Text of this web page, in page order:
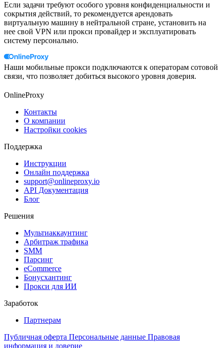
Если задачи требуют особого уровня конфиденциальности и
сокрытия действий, то рекомендуется арендовать
виртуальную машину в нейтральной стране, установить на
нее свой VPN или прокси провайдер и эксплуатировать
систему персонально.
Наши мобильные прокси подключаются к операторам сотовой
связи, что позволяет добиться высокого уровня доверия.
OnlineProxy
Контакты
О компании
Настройки cookies
Поддержка
Инструкции
Онлайн поддержка
support@onlineproxy.io
API Документация
Блог
Решения
Мультиаккаунтинг
Арбитраж трафика
SMM
Парсинг
eCommerce
Бонусхантинг
Прокси для ИИ
Заработок
Партнерам
Публичная оферта Персональные данные Правовая
информация и доверие